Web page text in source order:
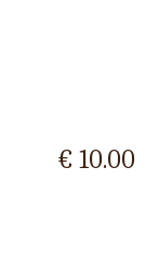
€ 10.00